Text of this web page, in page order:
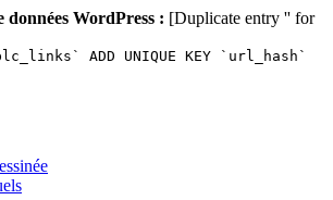
données WordPress : [Duplicate entry '' for
ADD UNIQUE KEY `url_hash`